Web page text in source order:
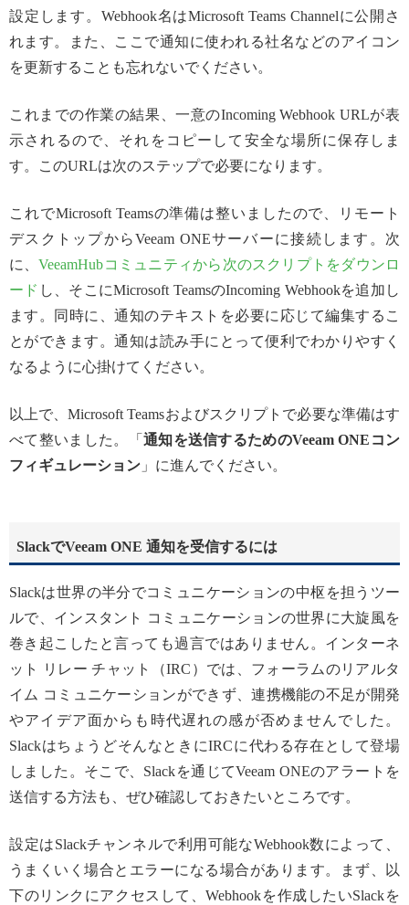
設定します。Webhook名はMicrosoft Teams Channelに公開さ
れます。また、ここで通知に使われる社名などのアイコン
を更新することも忘れないでください。
これまでの作業の結果、一意のIncoming Webhook URLが表
示されるので、それをコピーして安全な場所に保存しま
す。このURLは次のステップで必要になります。
これでMicrosoft Teamsの準備は整いましたので、リモート
デスクトップからVeeam ONEサーバーに接続します。次
に、VeeamHubコミュニティから次のスクリプトをダウンロ
ード し、そこにMicrosoft TeamsのIncoming Webhookを追加し
ます。同時に、通知のテキストを必要に応じて編集するこ
とができます。通知は読み手にとって便利でわかりやすく
なるように心掛けてください。
以上で、Microsoft Teamsおよびスクリプトで必要な準備はす
べて整いました。「 通知を送信するためのVeeam ONEコン
フィギュレーション 」に進んでください。
SlackでVeeam ONE 通知を受信するには
Slackは世界の半分でコミュニケーションの中枢を担うツー
ルで、インスタント コミュニケーションの世界に大旋風を
巻き起こしたと言っても過言ではありません。インターネ
ット リレー チャット（IRC）では、フォーラムのリアルタ
イム コミュニケーションができず、連携機能の不足が開発
やアイデア面からも時代遅れの感が否めませんでした。
SlackはちょうどそんなときにIRCに代わる存在として登場
しました。そこで、Slackを通じてVeeam ONEのアラートを
送信する方法も、ぜひ確認しておきたいところです。
設定はSlackチャンネルで利用可能なWebhook数によって、
うまくいく場合とエラーになる場合があります。まず、以
下のリンクにアクセスして、Webhookを作成したいSlackを